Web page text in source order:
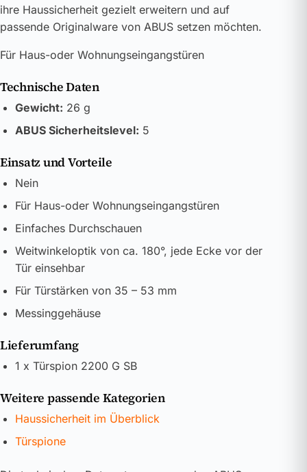
ihre Haussicherheit gezielt erweitern und auf
passende Originalware von ABUS setzen möchten.
Für Haus-oder Wohnungseingangstüren
Technische Daten
Gewicht: 26 g
ABUS Sicherheitslevel: 5
Einsatz und Vorteile
Nein
Für Haus-oder Wohnungseingangstüren
Einfaches Durchschauen
Weitwinkeloptik von ca. 180°, jede Ecke vor der
Tür einsehbar
Für Türstärken von 35 – 53 mm
Messinggehäuse
Lieferumfang
1 x Türspion 2200 G SB
Weitere passende Kategorien
Haussicherheit im Überblick
Türspione